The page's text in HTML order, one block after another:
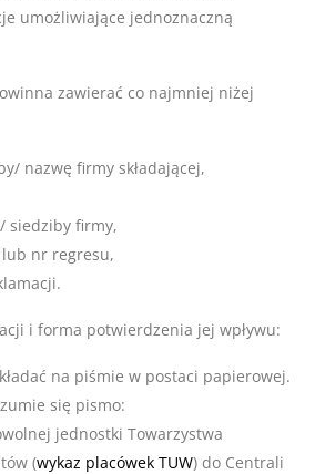
umożliwiające jednoznaczną
zawierać co najmniej niżej
nazwę firmy składającej,
siedziby firmy,
nr regresu,
i forma potwierdzenia jej wpływu:
na piśmie w postaci papierowej.
się pismo:
jednostki Towarzystwa
(wykaz placówek TUW) do Centrali